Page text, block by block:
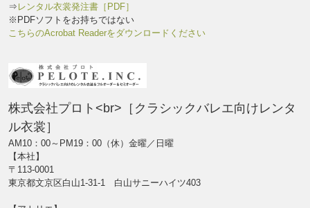
⇒ レンタル衣裳発注書［PDF］
※PDFソフトをお持ちではない
こちらのAcrobat Readerをダウンロードください
株式会社プロト<br>［クラシックバレエ向けレンタ
ル衣裳］
AM10：00～PM19：00（休）金曜／日曜
【本社】
〒113-0001
東京都文京区白山1-31-1 白山サニーハイツ403